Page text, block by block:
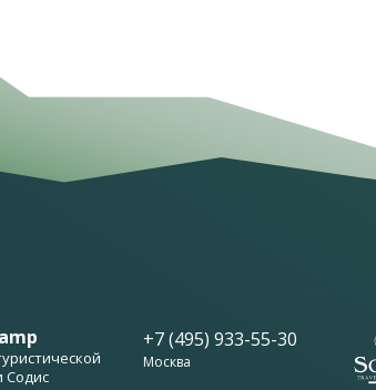
Содис
+7 (495) 933-55-30
Москва